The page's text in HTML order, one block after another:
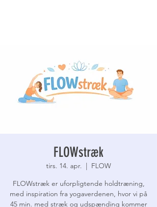
FLOWstræk
tirs. 14. apr.
  |
FLOW
FLOWstræk er uforpligtende holdtræning,
med inspiration fra yogaverdenen, hvor vi på
45 min. med stræk og udspænding kommer